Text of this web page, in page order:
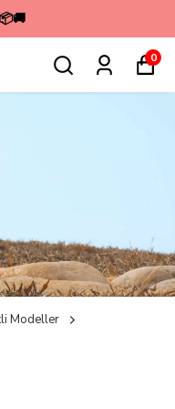
KAMPANYASI💳
0
Modeller